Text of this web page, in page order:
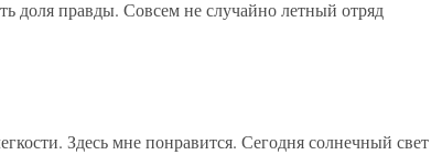
доля правды. Совсем не случайно летный отряд
Здесь мне понравится. Сегодня солнечный свет